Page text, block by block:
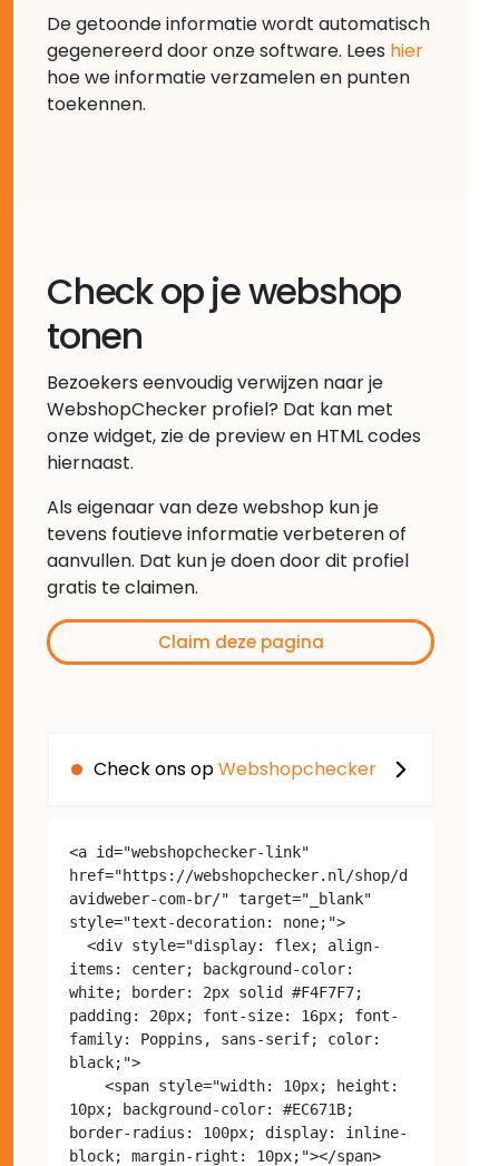
De getoonde informatie wordt automatisch
gegenereerd door onze software. Lees hier
hoe we informatie verzamelen en punten
toekennen.
Check op je webshop
tonen
Bezoekers eenvoudig verwijzen naar je
WebshopChecker profiel? Dat kan met
onze widget, zie de preview en HTML codes
hiernaast.
Als eigenaar van deze webshop kun je
tevens foutieve informatie verbeteren of
aanvullen. Dat kun je doen door dit profiel
gratis te claimen.
Claim deze pagina
Check ons opWebshopchecker
<a id="webshopchecker-link"
href="https://webshopchecker.nl/shop/d
avidweber-com-br/" target="_blank"
style="text-decoration: none;">
items: center; background-color:
white; border: 2px solid #F4F7F7;
padding: 20px; font-size: 16px; font-
family: Poppins, sans-serif; color:
black;">
10px; background-color: #EC671B;
border-radius: 100px; display: inline-
block; margin-right: 10px;"></span>